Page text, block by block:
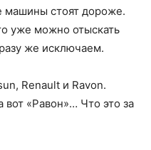
машины стоят дороже.
уже можно отыскать
же исключаем.
Renault и Ravon.
вот «Равон»… Что это за